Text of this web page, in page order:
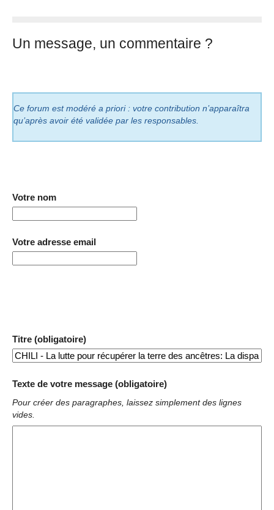
Un message, un commentaire ?
Ce forum est modéré a priori : votre contribution n’apparaîtra
qu’après avoir été validée par les responsables.
Votre nom
Votre adresse email
Titre (obligatoire)
Texte de votre message (obligatoire)
Pour créer des paragraphes, laissez simplement des lignes
vides.